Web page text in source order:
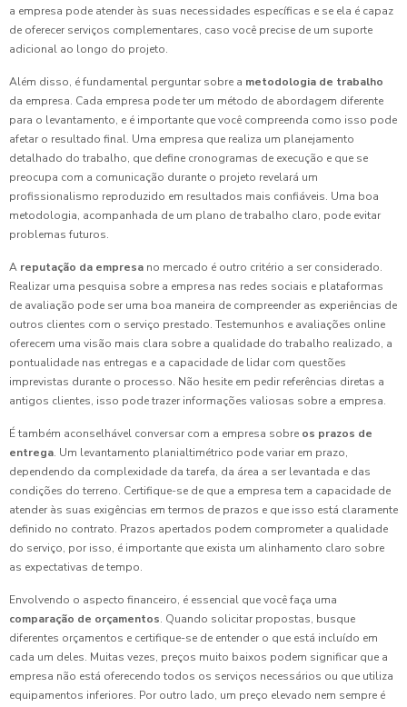
a empresa pode atender às suas necessidades específicas e se ela é capaz
de oferecer serviços complementares, caso você precise de um suporte
adicional ao longo do projeto.
Além disso, é fundamental perguntar sobre a metodologia de trabalho
da empresa. Cada empresa pode ter um método de abordagem diferente
para o levantamento, e é importante que você compreenda como isso pode
afetar o resultado final. Uma empresa que realiza um planejamento
detalhado do trabalho, que define cronogramas de execução e que se
preocupa com a comunicação durante o projeto revelará um
profissionalismo reproduzido em resultados mais confiáveis. Uma boa
metodologia, acompanhada de um plano de trabalho claro, pode evitar
problemas futuros.
A reputação da empresa no mercado é outro critério a ser considerado.
Realizar uma pesquisa sobre a empresa nas redes sociais e plataformas
de avaliação pode ser uma boa maneira de compreender as experiências de
outros clientes com o serviço prestado. Testemunhos e avaliações online
oferecem uma visão mais clara sobre a qualidade do trabalho realizado, a
pontualidade nas entregas e a capacidade de lidar com questões
imprevistas durante o processo. Não hesite em pedir referências diretas a
antigos clientes, isso pode trazer informações valiosas sobre a empresa.
É também aconselhável conversar com a empresa sobre os prazos de
entrega. Um levantamento planialtimétrico pode variar em prazo,
dependendo da complexidade da tarefa, da área a ser levantada e das
condições do terreno. Certifique-se de que a empresa tem a capacidade de
atender às suas exigências em termos de prazos e que isso está claramente
definido no contrato. Prazos apertados podem comprometer a qualidade
do serviço, por isso, é importante que exista um alinhamento claro sobre
as expectativas de tempo.
Envolvendo o aspecto financeiro, é essencial que você faça uma
comparação de orçamentos. Quando solicitar propostas, busque
diferentes orçamentos e certifique-se de entender o que está incluído em
cada um deles. Muitas vezes, preços muito baixos podem significar que a
empresa não está oferecendo todos os serviços necessários ou que utiliza
equipamentos inferiores. Por outro lado, um preço elevado nem sempre é